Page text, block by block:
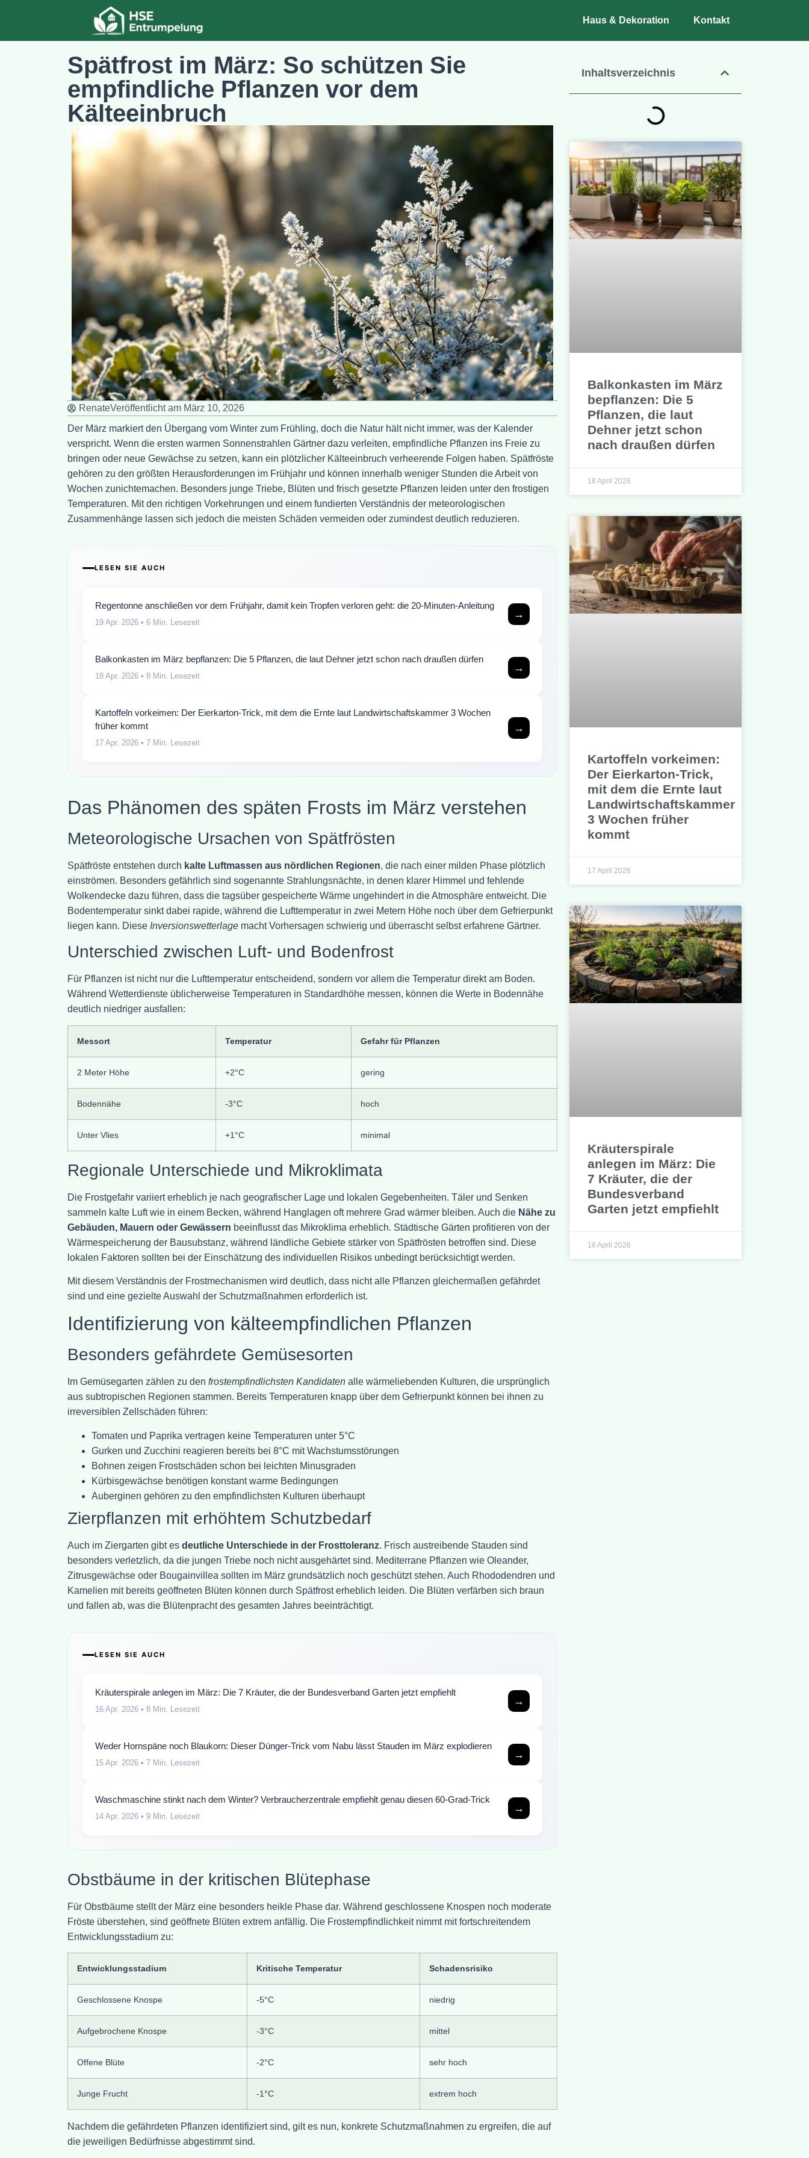
Haus & Dekoration Kontakt
Inhaltsverzeichnis
Balkonkasten im März
bepflanzen: Die 5
Pflanzen, die laut
Dehner jetzt schon
nach draußen dürfen
18 April 2026
Kartoffeln vorkeimen:
Der Eierkarton-Trick,
mit dem die Ernte laut
Landwirtschaftskammer
3 Wochen früher
kommt
17 April 2026
Kräuterspirale
anlegen im März: Die
7 Kräuter, die der
Bundesverband
Garten jetzt empfiehlt
16 April 2026
Spätfrost im März: So schützen Sie
empfindliche Pflanzen vor dem
Kälteeinbruch
RenateVeröffentlicht am März 10, 2026
Der März markiert den Übergang vom Winter zum Frühling, doch die Natur hält nicht immer, was der Kalender
verspricht. Wenn die ersten warmen Sonnenstrahlen Gärtner dazu verleiten, empfindliche Pflanzen ins Freie zu
bringen oder neue Gewächse zu setzen, kann ein plötzlicher Kälteeinbruch verheerende Folgen haben. Spätfröste
gehören zu den größten Herausforderungen im Frühjahr und können innerhalb weniger Stunden die Arbeit von
Wochen zunichtemachen. Besonders junge Triebe, Blüten und frisch gesetzte Pflanzen leiden unter den frostigen
Temperaturen. Mit den richtigen Vorkehrungen und einem fundierten Verständnis der meteorologischen
Zusammenhänge lassen sich jedoch die meisten Schäden vermeiden oder zumindest deutlich reduzieren.
LESEN SIE AUCH
Regentonne anschließen vor dem Frühjahr, damit kein Tropfen verloren geht: die 20-Minuten-Anleitung
19 Apr. 2026 • 6 Min. Lesezeit
→
Balkonkasten im März bepflanzen: Die 5 Pflanzen, die laut Dehner jetzt schon nach draußen dürfen
18 Apr. 2026 • 8 Min. Lesezeit
→
Kartoffeln vorkeimen: Der Eierkarton-Trick, mit dem die Ernte laut Landwirtschaftskammer 3 Wochen
früher kommt
17 Apr. 2026 • 7 Min. Lesezeit
→
Das Phänomen des späten Frosts im März verstehen
Meteorologische Ursachen von Spätfrösten
Spätfröste entstehen durch kalte Luftmassen aus nördlichen Regionen, die nach einer milden Phase plötzlich
einströmen. Besonders gefährlich sind sogenannte Strahlungsnächte, in denen klarer Himmel und fehlende
Wolkendecke dazu führen, dass die tagsüber gespeicherte Wärme ungehindert in die Atmosphäre entweicht. Die
Bodentemperatur sinkt dabei rapide, während die Lufttemperatur in zwei Metern Höhe noch über dem Gefrierpunkt
liegen kann. Diese Inversionswetterlage macht Vorhersagen schwierig und überrascht selbst erfahrene Gärtner.
Unterschied zwischen Luft- und Bodenfrost
Für Pflanzen ist nicht nur die Lufttemperatur entscheidend, sondern vor allem die Temperatur direkt am Boden.
Während Wetterdienste üblicherweise Temperaturen in Standardhöhe messen, können die Werte in Bodennähe
deutlich niedriger ausfallen:
Messort Temperatur Gefahr für Pflanzen
2 Meter Höhe +2°C gering
Bodennähe -3°C hoch
Unter Vlies +1°C minimal
Regionale Unterschiede und Mikroklimata
Die Frostgefahr variiert erheblich je nach geografischer Lage und lokalen Gegebenheiten. Täler und Senken
sammeln kalte Luft wie in einem Becken, während Hanglagen oft mehrere Grad wärmer bleiben. Auch die Nähe zu
Gebäuden, Mauern oder Gewässern beeinflusst das Mikroklima erheblich. Städtische Gärten profitieren von der
Wärmespeicherung der Bausubstanz, während ländliche Gebiete stärker von Spätfrösten betroffen sind. Diese
lokalen Faktoren sollten bei der Einschätzung des individuellen Risikos unbedingt berücksichtigt werden.
Mit diesem Verständnis der Frostmechanismen wird deutlich, dass nicht alle Pflanzen gleichermaßen gefährdet
sind und eine gezielte Auswahl der Schutzmaßnahmen erforderlich ist.
Identifizierung von kälteempfindlichen Pflanzen
Besonders gefährdete Gemüsesorten
Im Gemüsegarten zählen zu den frostempfindlichsten Kandidaten alle wärmeliebenden Kulturen, die ursprünglich
aus subtropischen Regionen stammen. Bereits Temperaturen knapp über dem Gefrierpunkt können bei ihnen zu
irreversiblen Zellschäden führen:
Tomaten und Paprika vertragen keine Temperaturen unter 5°C
Gurken und Zucchini reagieren bereits bei 8°C mit Wachstumsstörungen
Bohnen zeigen Frostschäden schon bei leichten Minusgraden
Kürbisgewächse benötigen konstant warme Bedingungen
Auberginen gehören zu den empfindlichsten Kulturen überhaupt
Zierpflanzen mit erhöhtem Schutzbedarf
Auch im Ziergarten gibt es deutliche Unterschiede in der Frosttoleranz. Frisch austreibende Stauden sind
besonders verletzlich, da die jungen Triebe noch nicht ausgehärtet sind. Mediterrane Pflanzen wie Oleander,
Zitrusgewächse oder Bougainvillea sollten im März grundsätzlich noch geschützt stehen. Auch Rhododendren und
Kamelien mit bereits geöffneten Blüten können durch Spätfrost erheblich leiden. Die Blüten verfärben sich braun
und fallen ab, was die Blütenpracht des gesamten Jahres beeinträchtigt.
LESEN SIE AUCH
Kräuterspirale anlegen im März: Die 7 Kräuter, die der Bundesverband Garten jetzt empfiehlt
16 Apr. 2026 • 8 Min. Lesezeit
→
Weder Hornspäne noch Blaukorn: Dieser Dünger-Trick vom Nabu lässt Stauden im März explodieren
15 Apr. 2026 • 7 Min. Lesezeit
→
Waschmaschine stinkt nach dem Winter? Verbraucherzentrale empfiehlt genau diesen 60-Grad-Trick
14 Apr. 2026 • 9 Min. Lesezeit
→
Obstbäume in der kritischen Blütephase
Für Obstbäume stellt der März eine besonders heikle Phase dar. Während geschlossene Knospen noch moderate
Fröste überstehen, sind geöffnete Blüten extrem anfällig. Die Frostempfindlichkeit nimmt mit fortschreitendem
Entwicklungsstadium zu:
Entwicklungsstadium Kritische Temperatur Schadensrisiko
Geschlossene Knospe -5°C niedrig
Aufgebrochene Knospe -3°C mittel
Offene Blüte -2°C sehr hoch
Junge Frucht -1°C extrem hoch
Nachdem die gefährdeten Pflanzen identifiziert sind, gilt es nun, konkrete Schutzmaßnahmen zu ergreifen, die auf
die jeweiligen Bedürfnisse abgestimmt sind.